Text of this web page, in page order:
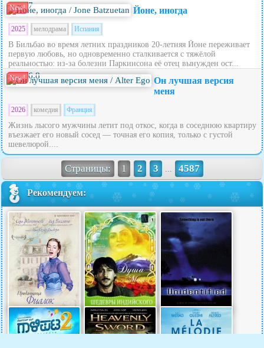
New! 7 Йоне, иногда
2025 мелодрама Испания
В Бильбао во время летних праздников 20‑летняя Йоне переживает
первую любовь, но одновременно сталкивается с тяжёлой
реальностью: из‑за болезни Паркинсона её отец вынужден ост...
New! 6.8
Он лучшая версия
меня
2026 комедия Франция
Жизнь лысого мужчины летит под откос, когда в соседнюю квартиру
въезжает его новый сосед — точная его копия, только с густой
шевелюрой....
Страницы: 1 2 3 ... 4587
Рекомендуем: